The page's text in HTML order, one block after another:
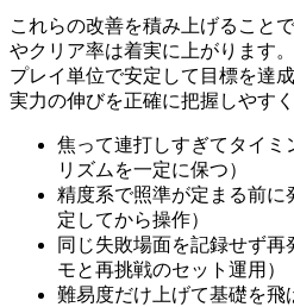
これらの改善を積み上げること
やクリア率は着実に上がります
プレイ単位で安定して目標を達
実力の伸びを正確に把握しやすく
焦って連打しすぎてタイ
リズムを一定に保つ）
精度系で照準が定まる前に
定してから操作）
同じ失敗場面を記録せず再
モと再挑戦のセット運用）
難易度だけ上げて基礎を